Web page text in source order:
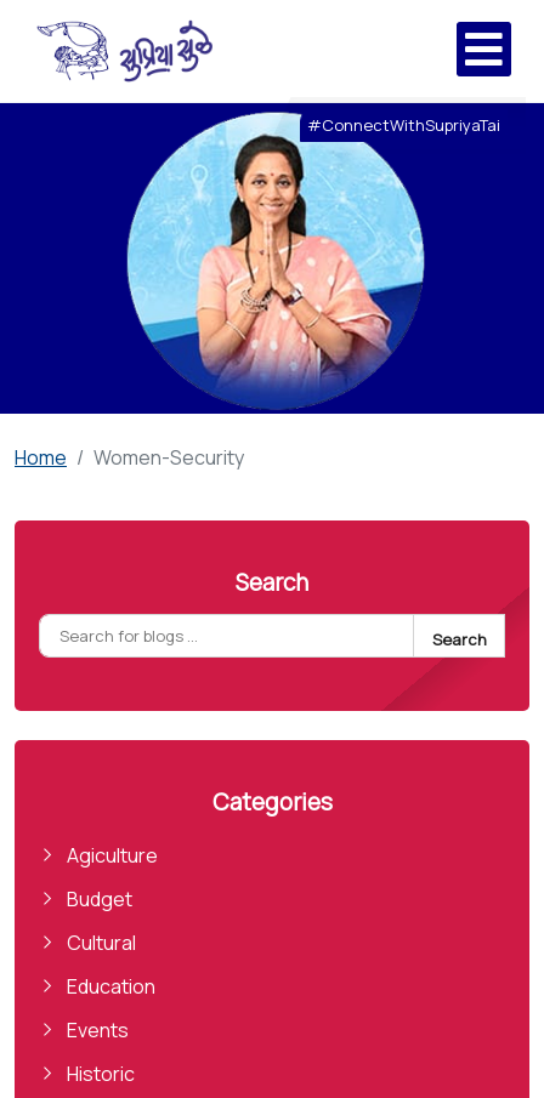
#ConnectWithSupriyaTai
Home Women-Security
Search
Search
Categories
Agiculture
Budget
Cultural
Education
Events
Historic